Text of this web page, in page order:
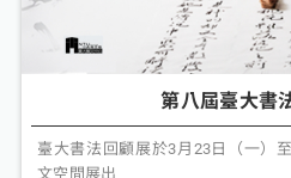
第八屆臺大書
臺大書法回顧展於3月23日（一）
文空間展出